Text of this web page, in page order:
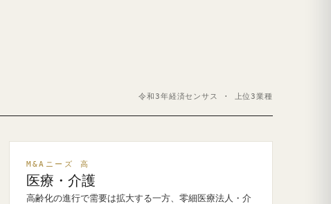
令和3年経済センサス · 上位3業種
M&Aニーズ 高
医療・介護
高齢化の進行で需要は拡大する一方、零細医療法人・介